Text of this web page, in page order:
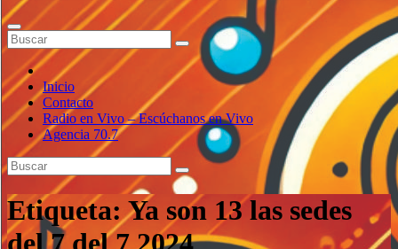
Inicio
Contacto
Radio en Vivo – Escúchanos en Vivo
Agencia 70.7
Etiqueta:Ya son 13 las sedes